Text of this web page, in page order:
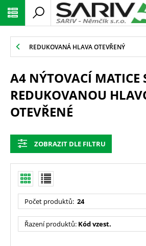
REDUKOVANÁ HLAVA OTEVŘENÝ
A4 NÝTOVACÍ MATICE
REDUKOVANOU
OTEVŘENÉ
ZOBRAZIT DLE FILTRU
Počet produktů: 24
Řazení produktů: Kód vzest.